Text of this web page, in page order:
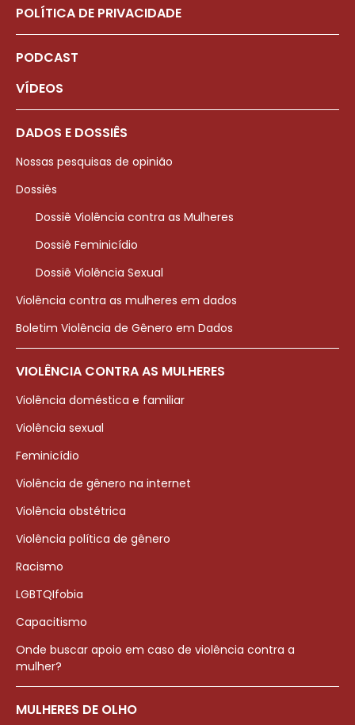
POLÍTICA DE PRIVACIDADE
PODCAST
VÍDEOS
DADOS E DOSSIÊS
Nossas pesquisas de opinião
Dossiês
Dossiê Violência contra as Mulheres
Dossiê Feminicídio
Dossiê Violência Sexual
Violência contra as mulheres em dados
Boletim Violência de Gênero em Dados
VIOLÊNCIA CONTRA AS MULHERES
Violência doméstica e familiar
Violência sexual
Feminicídio
Violência de gênero na internet
Violência obstétrica
Violência política de gênero
Racismo
LGBTQIfobia
Capacitismo
Onde buscar apoio em caso de violência contra a
mulher?
MULHERES DE OLHO